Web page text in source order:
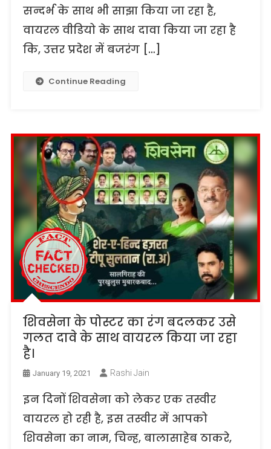
सन्दर्भ के साथ भी साझा किया जा रहा है,
वायरल वीडियो के साथ दावा किया जा रहा है
कि, उत्तर प्रदेश में बजरंग […]
Continue Reading
शिवसेना के पोस्टर का रंग बदलकर उसे
गलत दावे के साथ वायरल किया जा रहा
है।
January 19, 2021 Rashi Jain
इन दिनों शिवसेना को लेकर एक तस्वीर
वायरल हो रही है, इस तस्वीर में आपको
शिवसेना का नाम, चिन्ह, बालासाहेब ठाकरे,